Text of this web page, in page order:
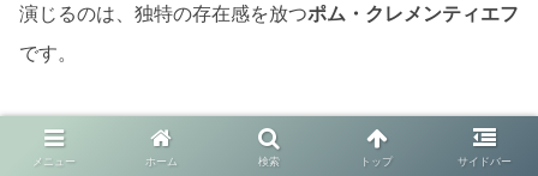
演じるのは、独特の存在感を放つポム・クレメンティエフ
です。
彼女はガブリエルに裏切られ、最終的にはイーサンに協力
メニュー ホーム 検索 トップ サイドバー